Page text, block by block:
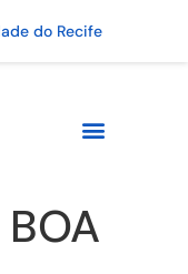
do Recife